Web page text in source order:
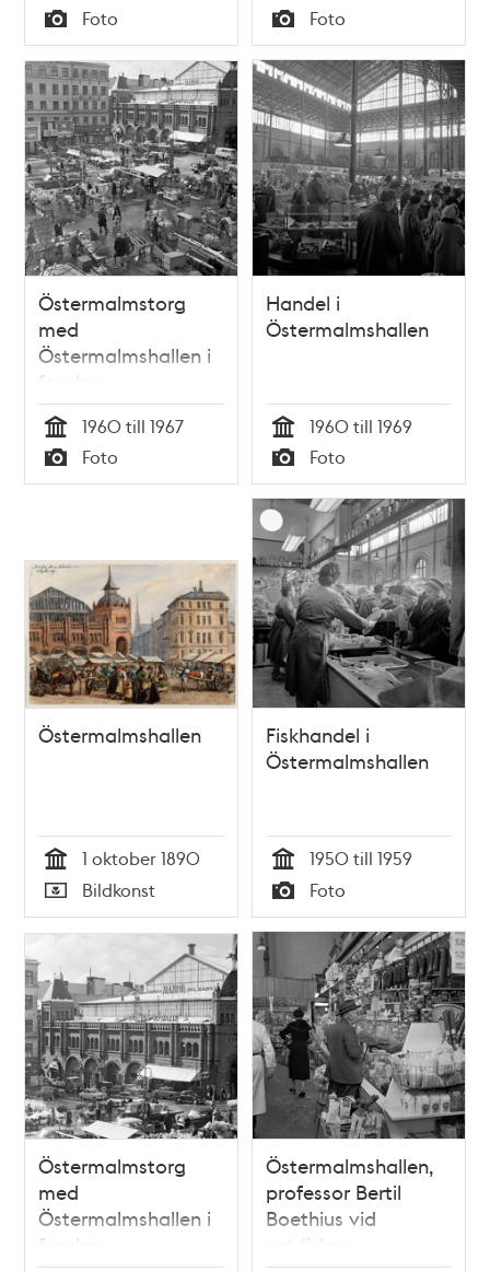
Tid
Typ
Foto
Tid
Typ
Foto
Östermalmstorg
med
Östermalmshallen i
fonden
Tid
1960 till 1967
Typ
Foto
Handel i
Östermalmshallen
Tid
1960 till 1969
Typ
Foto
Östermalmshallen
Tid
1 oktober 1890
Typ
Bildkonst
Fiskhandel i
Östermalmshallen
Tid
1950 till 1959
Typ
Foto
Östermalmstorg
med
Östermalmshallen i
fonden
Östermalmshallen,
professor Bertil
Boethius vid
ostdisken